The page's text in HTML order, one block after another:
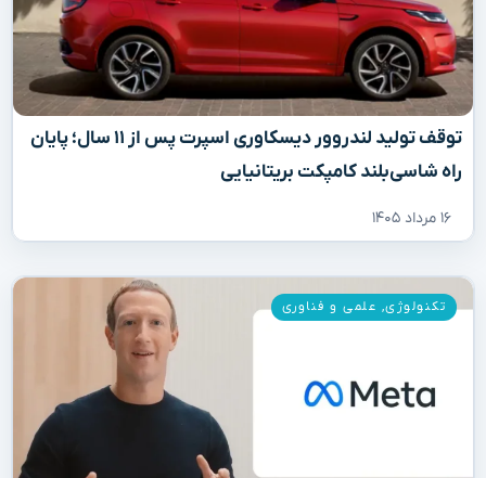
توقف تولید لندروور دیسکاوری اسپرت پس از ۱۱ سال؛ پایان
راه شاسی‌بلند کامپکت بریتانیایی
۱۶ مرداد ۱۴۰۵
تکنولوژی, علمی و فناوری